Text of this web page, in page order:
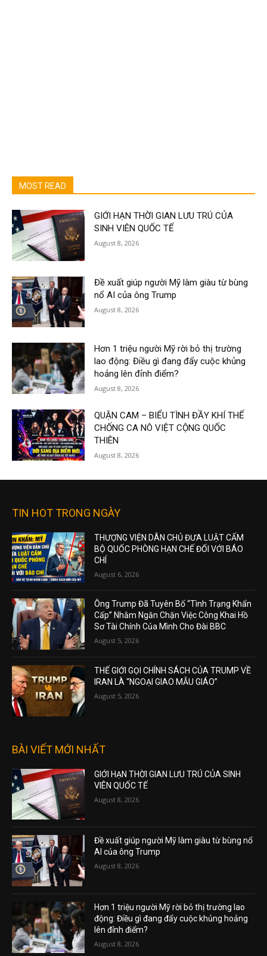
MOST READ
GIỚI HẠN THỜI GIAN LƯU TRÚ CỦA
SINH VIÊN QUỐC TẾ
August 8, 2026
Đề xuất giúp người Mỹ làm giàu từ bùng
nổ AI của ông Trump
August 8, 2026
Hơn 1 triệu người Mỹ rời bỏ thị trường
lao động: Điều gì đang đẩy cuộc khủng
hoảng lên đỉnh điểm?
August 8, 2026
QUẬN CAM – BIỂU TÌNH ĐẦY KHÍ THẾ
CHỐNG CA NÔ VIỆT CỘNG QUỐC
THIÊN
August 8, 2026
TIN HOT TRONG NGÀY
THƯỢNG VIỆN DÂN CHỦ ĐƯA LUẬT CẤM
BỘ QUỐC PHÒNG HẠN CHẾ ĐỐI VỚI BÁO
CHÍ
August 6, 2026
Ông Trump Đã Tuyên Bố “Tình Trạng Khẩn
Cấp” Nhằm Ngăn Chặn Việc Công Khai Hồ
Sơ Tài Chính Của Mình Cho Đài BBC
August 5, 2026
THẾ GIỚI GỌI CHÍNH SÁCH CỦA TRUMP VỀ
IRAN LÀ “NGOẠI GIAO MẪU GIÁO”
August 5, 2026
BÀI VIẾT MỚI NHẤT
GIỚI HẠN THỜI GIAN LƯU TRÚ CỦA SINH
VIÊN QUỐC TẾ
August 8, 2026
Đề xuất giúp người Mỹ làm giàu từ bùng nổ
AI của ông Trump
August 8, 2026
Hơn 1 triệu người Mỹ rời bỏ thị trường lao
động: Điều gì đang đẩy cuộc khủng hoảng
lên đỉnh điểm?
August 8, 2026